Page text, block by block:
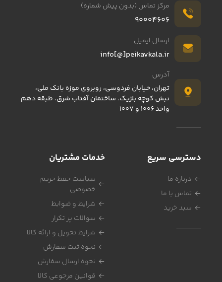
کنترل تلویزیون SAMSUNG سامسونگ 312
422,700
مرکز تماس (بدون پیش شماره)
90004606
ارسال ایمیل
info[@]peikavkala.ir
آدرس
تهران، خیابان فردوسی، روبروی موزه بانک ملی،
نبش کوچه بلژیک، ساختمان آفتاب شرق، طبقه دهم
واحد 1006 و 1007
دسترسی سریع
درباره ما
تماس با ما
سبد خرید
خدمات مشتریان
سیاست حفظ حریم
خصوصی
شرایط و ضوابط
سوالات پر تکرار
شرایط تحویل و ارائه کالا
نحوه ثبت سفارش
نحوه ارسال سفارش
قوانین مرجوعی کالا